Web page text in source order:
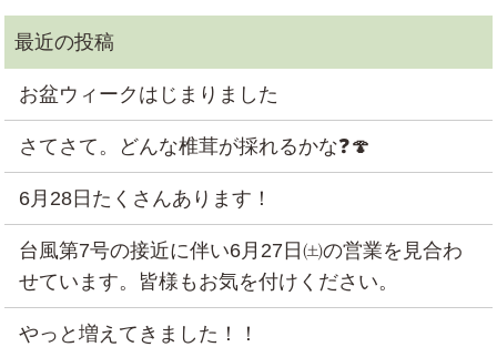
お盆ウィークはじまりました
さてさて。どんな椎茸が採れるかな❓🍄
6月28日たくさんあります！
台風第7号の接近に伴い6月27日㈯の営業を見合わ
せています。皆様もお気を付けください。
やっと増えてきました！！